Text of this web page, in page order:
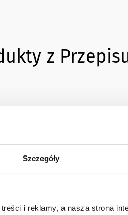
Szczegóły
i reklamy, a nasza strona
z